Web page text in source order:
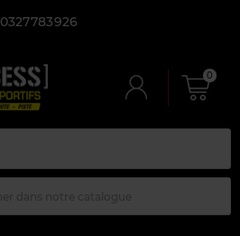
0327783926
0